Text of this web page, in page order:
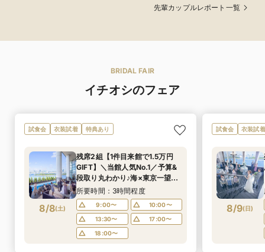
先輩カップルレポート一覧
BRIDAL FAIR
イチオシのフェア
試食会 衣装試着 特典あり
8/8(土)
残席2組【1件目来館で1.5万円
GIFT】＼当館人気No.1／予算&
段取り丸わかり♪海×東京一望の
大パノラマ✦·.⋆海×純白チャペ
ルの感動挙式＆人気の演出ALL
体験✦.*シェフ特製*贅沢6品
コース試食
所要時間：3時間程度
9:00〜
10:00〜
13:30〜
17:00〜
18:00〜
試食会 衣装試着
8/9(日)